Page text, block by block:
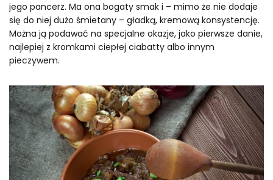
jego pancerz. Ma ona bogaty smak i – mimo że nie dodaje
się do niej dużo śmietany – gładką, kremową konsystencję.
Można ją podawać na specjalne okazje, jako pierwsze danie,
najlepiej z kromkami ciepłej ciabatty albo innym
pieczywem.